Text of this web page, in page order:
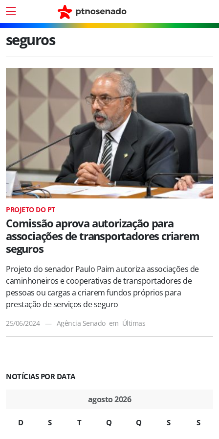
seguros
PROJETO DO PT
Comissão aprova autorização para
associações de transportadores criarem
seguros
Projeto do senador Paulo Paim autoriza associações de
caminhoneiros e cooperativas de transportadores de
pessoas ou cargas a criarem fundos próprios para
prestação de serviços de seguro
25/06/2024 — Agência Senado em Últimas
NOTÍCIAS POR DATA
agosto 2026
D S T Q Q S S